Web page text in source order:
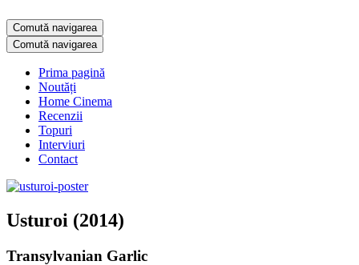
Comută navigarea
Comută navigarea
Prima pagină
Noutăți
Home Cinema
Recenzii
Topuri
Interviuri
Contact
Usturoi (2014)
Transylvanian Garlic